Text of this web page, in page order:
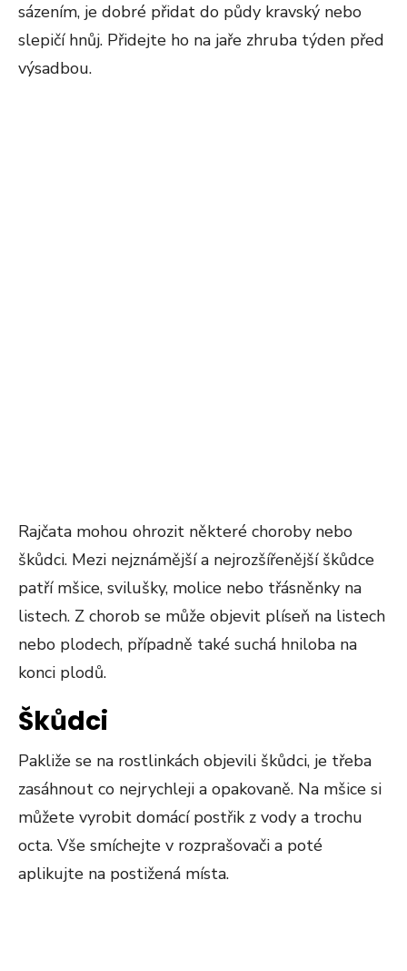
sázením, je dobré přidat do půdy kravský nebo
slepičí hnůj. Přidejte ho na jaře zhruba týden před
výsadbou.
Rajčata mohou ohrozit některé choroby nebo
škůdci. Mezi nejznámější a nejrozšířenější škůdce
patří mšice, svilušky, molice nebo třásněnky na
listech. Z chorob se může objevit plíseň na listech
nebo plodech, případně také suchá hniloba na
konci plodů.
Škůdci
Pakliže se na rostlinkách objevili škůdci, je třeba
zasáhnout co nejrychleji a opakovaně. Na mšice si
můžete vyrobit domácí postřik z vody a trochu
octa. Vše smíchejte v rozprašovači a poté
aplikujte na postižená místa.